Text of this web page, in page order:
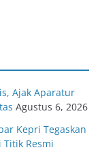
Ajak Aparatur
Agustus 6, 2026
Kepri Tegaskan
Resmi